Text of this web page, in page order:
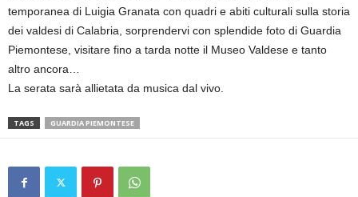
temporanea di Luigia Granata con quadri e abiti culturali sulla storia
dei valdesi di Calabria, sorprendervi con splendide foto di Guardia
Piemontese, visitare fino a tarda notte il Museo Valdese e tanto
altro ancora…
La serata sarà allietata da musica dal vivo.
TAGS GUARDIA PIEMONTESE